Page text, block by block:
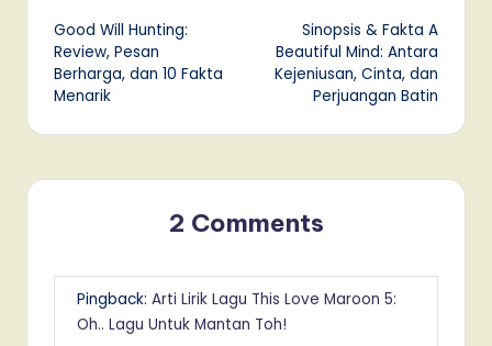
navigation
Good Will Hunting:
Review, Pesan
Berharga, dan 10 Fakta
Menarik
Sinopsis & Fakta A
Beautiful Mind: Antara
Kejeniusan, Cinta, dan
Perjuangan Batin
2 Comments
Pingback: Arti Lirik Lagu This Love Maroon 5:
Oh.. Lagu Untuk Mantan Toh!